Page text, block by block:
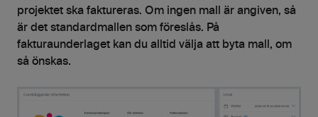
projektet ska faktureras. Om ingen mall är angiven, så
är det standardmallen som föreslås. På
fakturaunderlaget kan du alltid välja att byta mall, om
så önskas.